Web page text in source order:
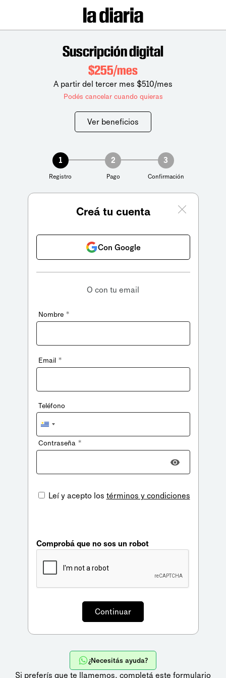
Suscripción digital
$255/mes
A partir del tercer mes $510/mes
Podés cancelar cuando quieras
Ver beneficios
1
Registro
2
Pago
3
Confirmación
Creá tu cuenta
Con Google
O con tu email
Nombre *
Email *
Teléfono
Uruguay
+598
Contraseña *
Leí y acepto los términos y condiciones
Comprobá que no sos un robot
¿Necesitás ayuda?
Si preferís que te llamemos, completá este formulario